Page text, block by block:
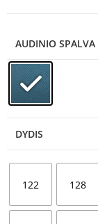
AUDINIO SPALVA
DYDIS
122 128